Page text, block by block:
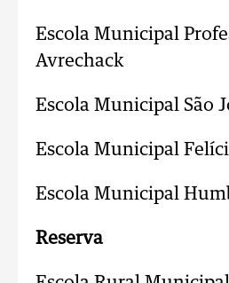
Escola Municipal
Avrechack
Escola Municipal São
Escola Municipal
Escola Municipal
Reserva